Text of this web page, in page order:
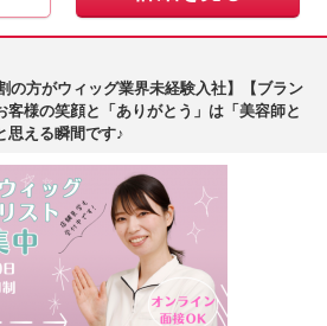
方がウィッグ業界未経験入社】【ブラン
客様の笑顔と「ありがとう」は「美容師と
思える瞬間です♪